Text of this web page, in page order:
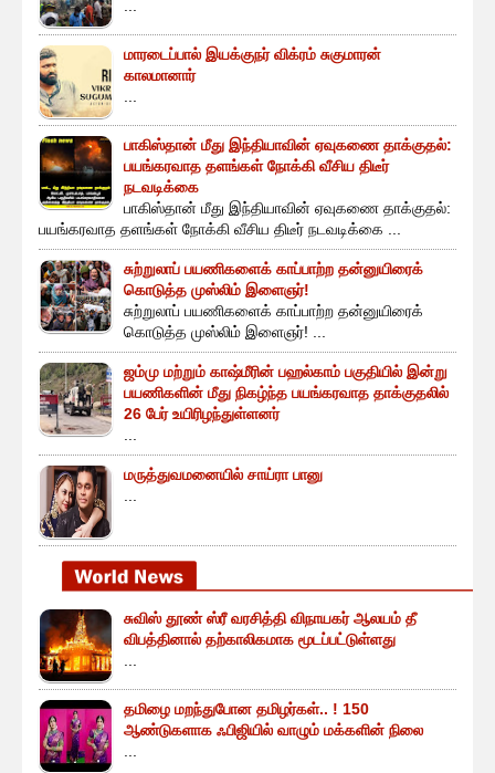
மாரடைப்பால் இயக்குநர் விக்ரம் சுகுமாரன்
காலமானார்
பாகிஸ்தான் மீது இந்தியாவின் ஏவுகணை தாக்குதல்:
பயங்கரவாத தளங்கள் நோக்கி வீசிய திடீர்
நடவடிக்கை
பாகிஸ்தான் மீது இந்தியாவின் ஏவுகணை தாக்குதல்:
பயங்கரவாத தளங்கள் நோக்கி வீசிய திடீர் நடவடிக்கை ...
சுற்றுலாப் பயணிகளைக் காப்பாற்ற தன்னுயிரைக்
கொடுத்த முஸ்லிம் இளைஞர்!
சுற்றுலாப் பயணிகளைக் காப்பாற்ற தன்னுயிரைக்
கொடுத்த முஸ்லிம் இளைஞர்! ...
ஜம்மு மற்றும் காஷ்மீரின் பஹல்காம் பகுதியில் இன்று
பயணிகளின் மீது நிகழ்ந்த பயங்கரவாத தாக்குதலில்
26 பேர் உயிரிழந்துள்ளனர்
மருத்துவமனையில் சாய்ரா பானு
சுவிஸ் தூண் ஸ்ரீ வரசித்தி விநாயகர் ஆலயம் தீ
விபத்தினால் தற்காலிகமாக மூடப்பட்டுள்ளது
தமிழை மறந்துபோன தமிழர்கள்.. ! 150
ஆண்டுகளாக ஃபிஜியில் வாழும் மக்களின் நிலை